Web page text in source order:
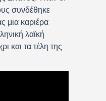
συνδέθηκε
μια καριέρα
λαϊκή
και τα τέλη της